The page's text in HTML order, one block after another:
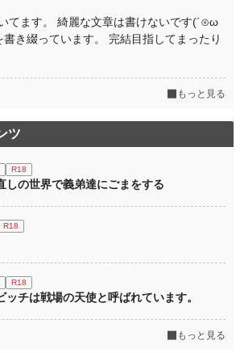
てます。 綺麗な文章は書けないです(´⊙ω
き綴っています。 完結目指してまったり
もっと見る
ツ
R18
しの世界で義弟達にごまをする
R18
R18
ッチは戦場の天使と呼ばれています。
もっと見る